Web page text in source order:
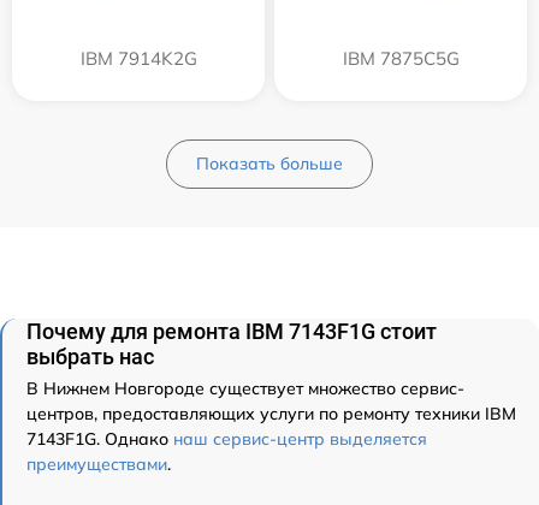
IBM 7914K2G IBM 7875C5G
Показать больше
Почему для ремонта IBM 7143F1G стоит
выбрать нас
В Нижнем Новгороде существует множество сервис-
центров, предоставляющих услуги по ремонту техники IBM
7143F1G. Однако наш сервис-центр выделяется
преимуществами.